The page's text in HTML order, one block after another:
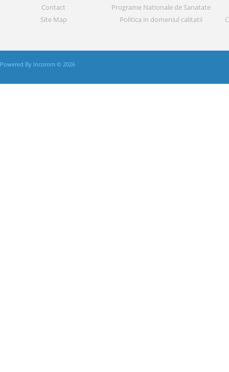
Contact
Site Map
Programe Nationale de Sanatate
Politica in domeniul calitatii
Powered By Incorom © 2026